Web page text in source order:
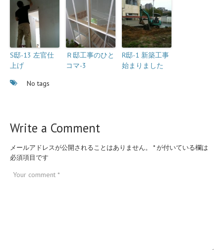
S邸-13 左官仕
上げ
Ｒ邸工事のひと
コマ-3
R邸-1 新築工事
始まりました
No tags
Write a Comment
メールアドレスが公開されることはありません。 *が付いている欄は
必須項目です